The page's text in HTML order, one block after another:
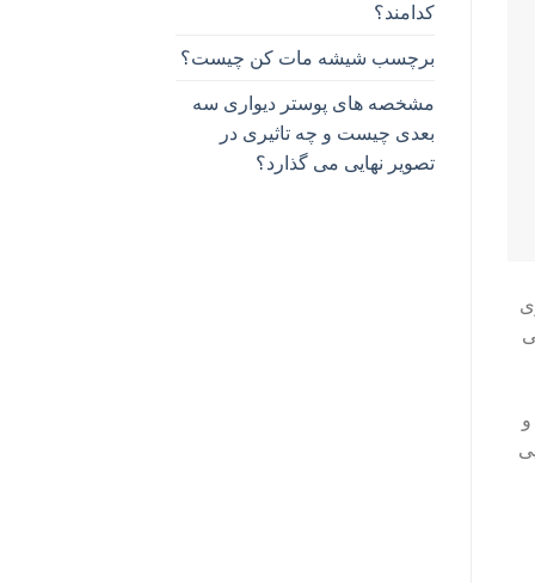
کدامند؟
برچسب شیشه مات کن چیست؟
مشخصه های پوستر دیواری سه
بعدی چیست و چه تاثیری در
تصویر نهایی می گذارد؟